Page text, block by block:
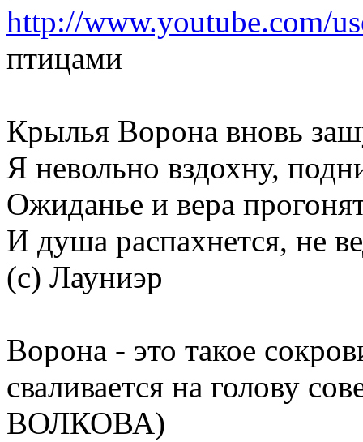
http://www.youtube.com/
птицами
Крылья Ворона вновь
Я невольно вздохну,
Ожиданье и вера
И душа распахнется, не
(с) Лауниэр
Ворона - это такое
сваливается на голову
ВОЛКОВА)